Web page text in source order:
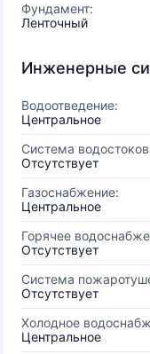
Фундамент:
Ленточный
Инженерные
Водоотведение:
Центральное
Система
Отсутствует
Газоснабжение:
Центральное
Горячее
Отсутствует
Система
Отсутствует
Холодное
Центральное